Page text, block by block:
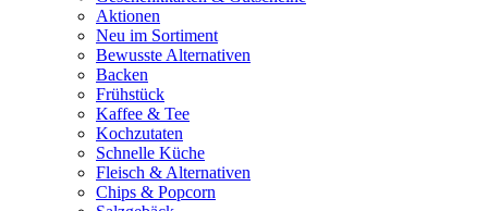
Aktionen
Neu im Sortiment
Bewusste Alternativen
Backen
Frühstück
Kaffee & Tee
Kochzutaten
Schnelle Küche
Fleisch & Alternativen
Chips & Popcorn